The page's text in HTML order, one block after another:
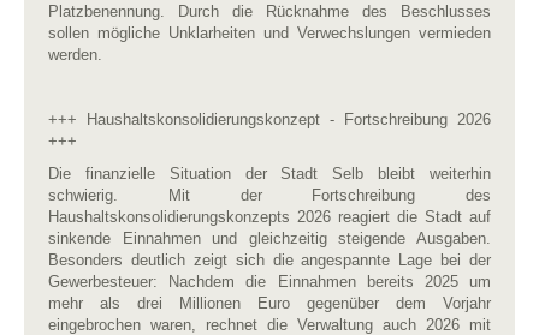
Platzbenennung. Durch die Rücknahme des Beschlusses
sollen mögliche Unklarheiten und Verwechslungen vermieden
werden.
+++ Haushaltskonsolidierungskonzept - Fortschreibung 2026
+++
Die finanzielle Situation der Stadt Selb bleibt weiterhin
schwierig. Mit der Fortschreibung des
Haushaltskonsolidierungskonzepts 2026 reagiert die Stadt auf
sinkende Einnahmen und gleichzeitig steigende Ausgaben.
Besonders deutlich zeigt sich die angespannte Lage bei der
Gewerbesteuer: Nachdem die Einnahmen bereits 2025 um
mehr als drei Millionen Euro gegenüber dem Vorjahr
eingebrochen waren, rechnet die Verwaltung auch 2026 mit